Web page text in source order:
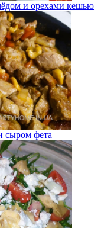
и орехами кешью
сыром фета